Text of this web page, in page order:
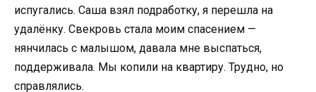
испугались. Саша взял подработку, я перешла на
удалёнку. Свекровь стала моим спасением —
нянчилась с малышом, давала мне выспаться,
поддерживала. Мы копили на квартиру. Трудно, но
справлялись.